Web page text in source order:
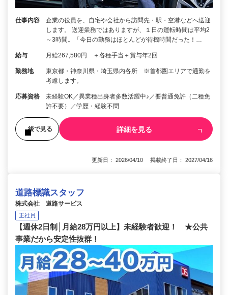
仕事内容
企業の役員を、自宅や会社から訪問先・駅・空港などへ送迎
します。 送迎業務ではありますが、１日の運転時間は平均2
～3時間。「今日の勤務はほとんどが待機時間だった！…
給与 月給267,580円 ＋各種手当＋賞与年2回
勤務地
東京都・神奈川県・埼玉県内各所 ※首都圏エリアで通勤を
考慮します。
応募資格
未経験OK／異業種出身者多数活躍中♪／要普通免許（二種免
許不要）／学歴・経験不問
後で見る 詳細を見る
更新日： 2026/04/10 掲載終了日： 2027/04/16
道路標識スタッフ
株式会社 道路サービス
正社員
【週休2日制│月給28万円以上】未経験者歓迎！ ★公共
事業だから安定性抜群！